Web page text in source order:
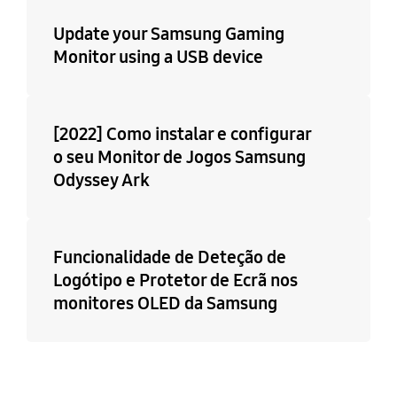
Update your Samsung Gaming
Monitor using a USB device
[2022] Como instalar e configurar
o seu Monitor de Jogos Samsung
Odyssey Ark
Funcionalidade de Deteção de
Logótipo e Protetor de Ecrã nos
monitores OLED da Samsung